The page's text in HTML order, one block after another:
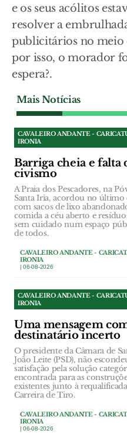
e os seus acólitos
resolver a
publicitários no meio
por isso, o morador
espera?.
Mais Notícias
CAVALEIRO ANDANTE -
IRONIA
Barriga cheia e falta
civismo
A Praia dos Pescadores, na
Santa Iria, acordou no
com sacos de lixo
comida a céu aberto e
sem cuidado num espaço
de todos.
CAVALEIRO ANDANTE -
IRONIA
| 06-08-2026
CAVALEIRO ANDANTE -
IRONIA
Uma mensagem
destinatário incerto
O presidente da Câmara de
João Leite (PSD), não
satisfação pela solução
encontrada para as
existentes junto à
Carreira de Tiro.
CAVALEIRO ANDANTE -
IRONIA
| 06-08-2026